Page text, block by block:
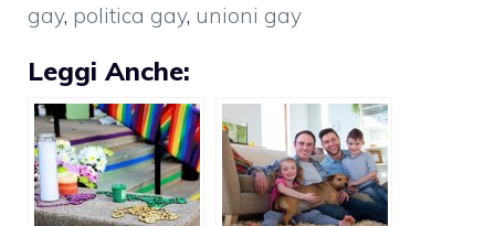
gay, politica gay, unioni gay
Leggi Anche: